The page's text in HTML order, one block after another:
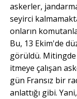
askerler,
seyirci
onların
Bu, 13 Ekim'de
görüldü. Mitingde
itmeye çalışan
gün Fransız bir
anlattığı gibi.